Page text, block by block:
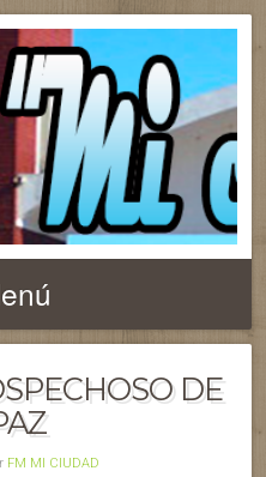
DE
FM MI CIUDAD